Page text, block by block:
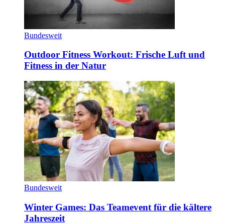
Bundesweit
Outdoor Fitness Workout: Frische Luft und
Fitness in der Natur
Bundesweit
Winter Games: Das Teamevent für die kältere
Jahreszeit